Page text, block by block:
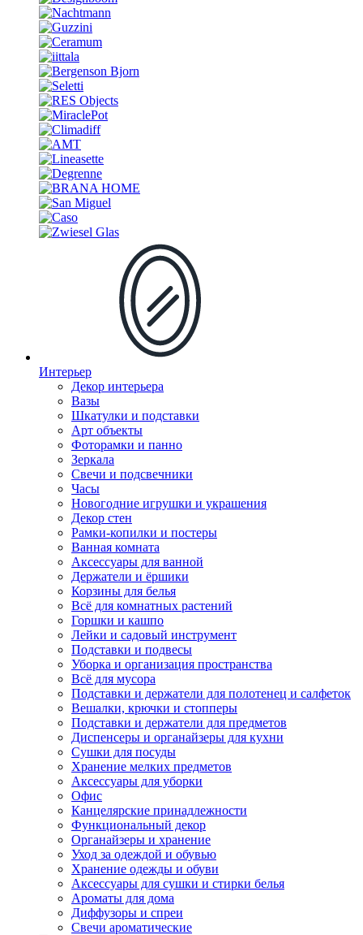
Интерьер
Декор интерьера
Вазы
Шкатулки и подставки
Арт объекты
Фоторамки и панно
Зеркала
Свечи и подсвечники
Часы
Новогодние игрушки и украшения
Декор стен
Рамки-копилки и постеры
Ванная комната
Аксессуары для ванной
Держатели и ёршики
Корзины для белья
Всё для комнатных растений
Горшки и кашпо
Лейки и садовый инструмент
Подставки и подвесы
Уборка и организация пространства
Всё для мусора
Подставки и держатели для полотенец и салфеток
Вешалки, крючки и стопперы
Подставки и держатели для предметов
Диспенсеры и органайзеры для кухни
Сушки для посуды
Хранение мелких предметов
Аксессуары для уборки
Офис
Канцелярские принадлежности
Функциональный декор
Органайзеры и хранение
Уход за одеждой и обувью
Хранение одежды и обуви
Аксессуары для сушки и стирки белья
Ароматы для дома
Диффузоры и спреи
Свечи ароматические